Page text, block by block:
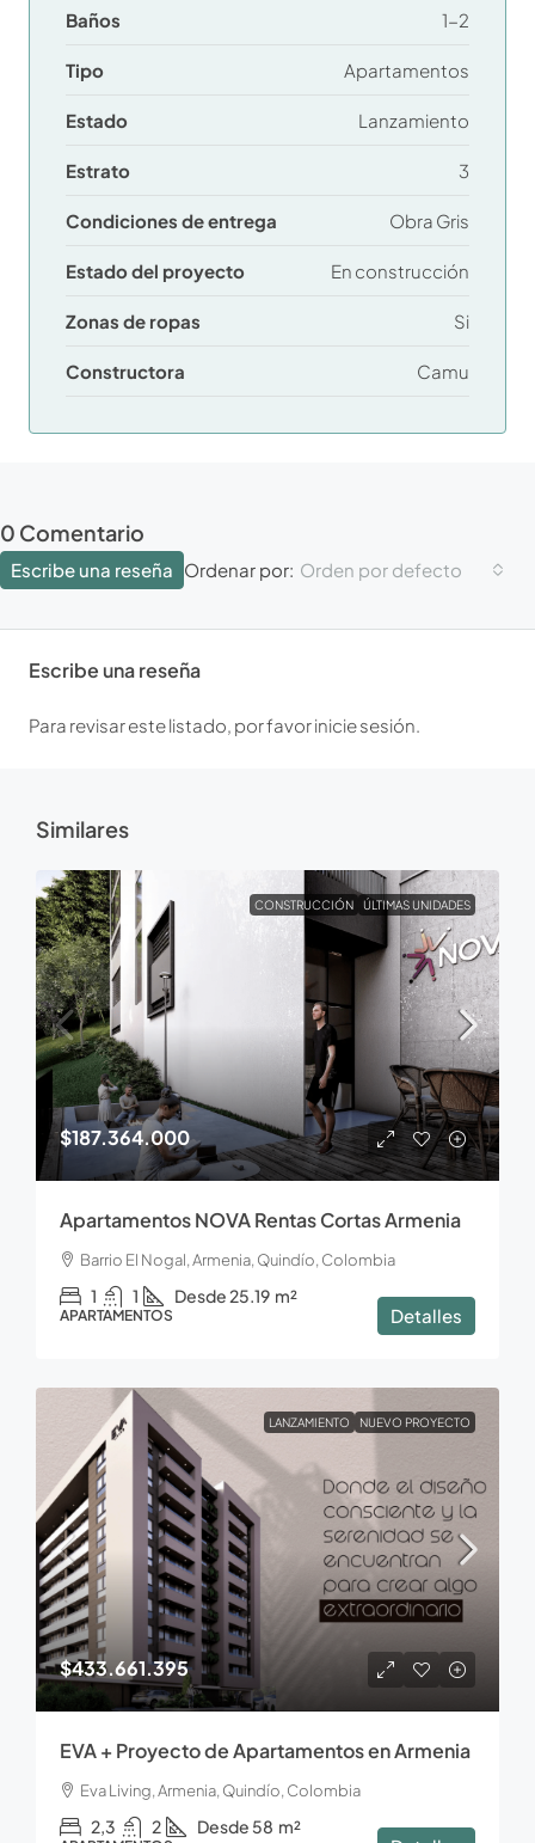
Baños 1-2
Tipo Apartamentos
Estado Lanzamiento
Estrato 3
Condiciones de entrega Obra Gris
Estado del proyecto En construcción
Zonas de ropas Si
Constructora Camu
0 Comentario
Ordenar por: Orden por defecto
Escribe una reseña
Escribe una reseña
Para revisar este listado, por favor inicie sesión.
Similares
CONSTRUCCIÓN ÚLTIMAS UNIDADES
$187.364.000
Apartamentos NOVA Rentas Cortas Armenia
Barrio El Nogal, Armenia, Quindío, Colombia
1 1 Desde 25.19 m²
APARTAMENTOS Detalles
LANZAMIENTO NUEVO PROYECTO
$433.661.395
EVA + Proyecto de Apartamentos en Armenia
Eva Living, Armenia, Quindío, Colombia
2,3 2 Desde 58 m²